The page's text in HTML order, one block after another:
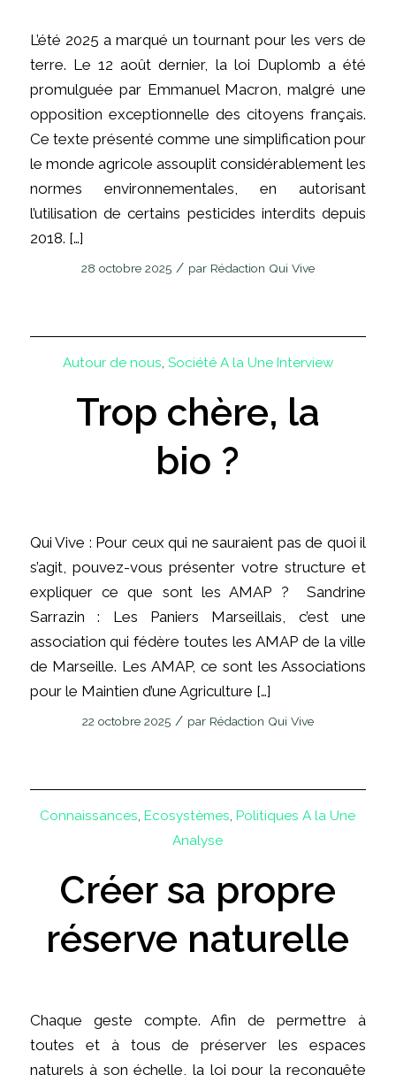
L’été 2025 a marqué un tournant pour les vers de
terre. Le 12 août dernier, la loi Duplomb a été
promulguée par Emmanuel Macron, malgré une
opposition exceptionnelle des citoyens français.
Ce texte présenté comme une simplification pour
le monde agricole assouplit considérablement les
normes environnementales, en autorisant
l’utilisation de certains pesticides interdits depuis
2018. […]
28 octobre 2025 / par Rédaction Qui Vive
Autour de nous, Société A la Une Interview
Trop chère, la
bio ?
Qui Vive : Pour ceux qui ne sauraient pas de quoi il
s’agit, pouvez-vous présenter votre structure et
expliquer ce que sont les AMAP ? Sandrine
Sarrazin : Les Paniers Marseillais, c’est une
association qui fédère toutes les AMAP de la ville
de Marseille. Les AMAP, ce sont les Associations
pour le Maintien d’une Agriculture […]
22 octobre 2025 / par Rédaction Qui Vive
Connaissances,Ecosystèmes,Politiques A la Une
Analyse
Créer sa propre
réserve naturelle
Chaque geste compte. Afin de permettre à
toutes et à tous de préserver les espaces
naturels à son échelle, la loi pour la reconquête